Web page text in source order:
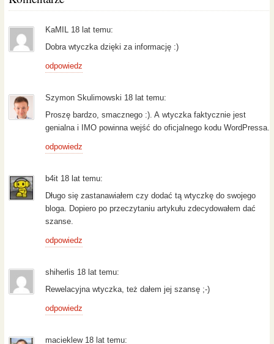
KaMIL 18 lat temu:
Dobra wtyczka dzięki za informację :)
odpowiedz
Szymon Skulimowski 18 lat temu:
Proszę bardzo, smacznego :). A wtyczka faktycznie jest
genialna i IMO powinna wejść do oficjalnego kodu WordPressa.
odpowiedz
b4it 18 lat temu:
Długo się zastanawiałem czy dodać tą wtyczkę do swojego
bloga. Dopiero po przeczytaniu artykułu zdecydowałem dać
szanse.
odpowiedz
shiherlis 18 lat temu:
Rewelacyjna wtyczka, też dałem jej szansę ;-)
odpowiedz
macieklew 18 lat temu: